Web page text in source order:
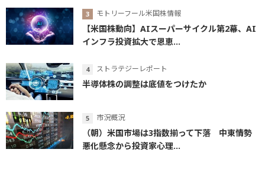
モトリーフール米国株情報
【米国株動向】AIスーパーサイクル第2幕、AI
インフラ投資拡大で恩恵...
ストラテジーレポート
半導体株の調整は底値をつけたか
市況概況
（朝）米国市場は3指数揃って下落 中東情勢
悪化懸念から投資家心理...